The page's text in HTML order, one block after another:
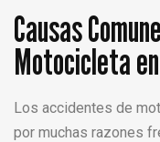
Causas
Motocicleta
Los accidentes de
por muchas razones